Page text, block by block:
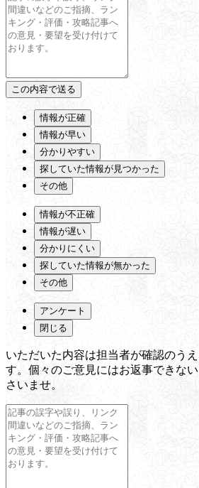
情報が正確
情報が早い
分かりやすい
探していた情報が見つかった
その他
情報が不正確
情報が遅い
分かりにくい
探していた情報が無かった
その他
アンケート
閉じる
いただいた内容は担当者が確認のう
す。個々のご意見にはお返事できな
さいませ。